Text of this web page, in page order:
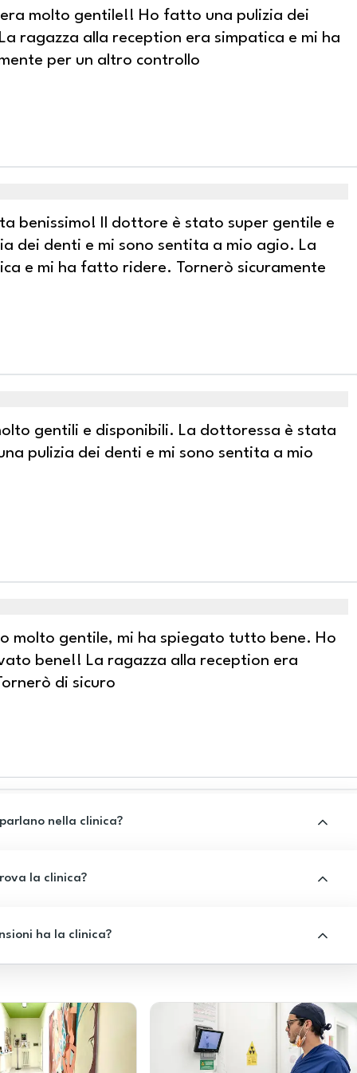
molto gentile!! Ho fatto una pulizia dei
ragazza alla reception era simpatica e mi ha
per un altro controllo
benissimo! Il dottore è stato super gentile e
dei denti e mi sono sentita a mio agio. La
e mi ha fatto ridere. Tornerò sicuramente
gentili e disponibili. La dottoressa è stata
pulizia dei denti e mi sono sentita a mio
molto gentile, mi ha spiegato tutto bene. Ho
bene!! La ragazza alla reception era
di sicuro
nella clinica?
la clinica?
ha la clinica?